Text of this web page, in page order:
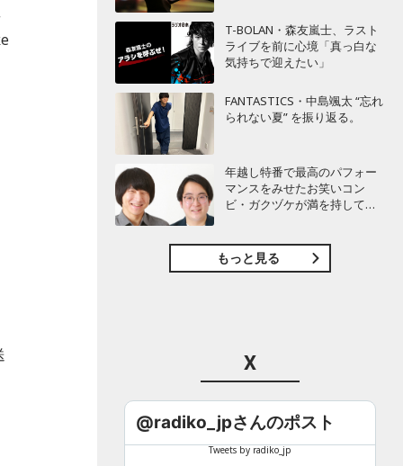
T-BOLAN・森友嵐士、ラスト
ライブを前に心境「真っ白な
気持ちで迎えたい」
FANTASTICS・中島颯太 “忘れ
られない夏” を振り返る。
年越し特番で最高のパフォー
マンスをみせたお笑いコン
ビ・ガクヅケが満を持して
もっと見る
X
@radiko_jpさんのポスト
Tweets by radiko_jp